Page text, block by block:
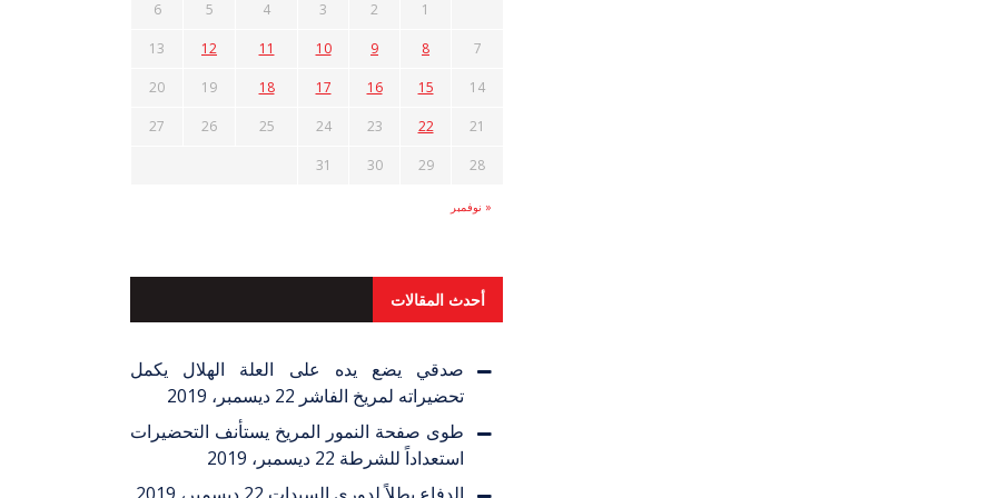
« نوفمبر
1
2
3
4
5
6
7
8
9
10
11
12
13
14
15
16
17
18
19
20
21
22
23
24
25
26
27
28
29
30
31
أحدث المقالات
صدقي يضع يده على العلة الهلال يكمل
تحضيراته لمريخ الفاشر 22 ديسمبر، 2019
طوى صفحة النمور المريخ يستأنف التحضيرات
استعداداً للشرطة 22 ديسمبر، 2019